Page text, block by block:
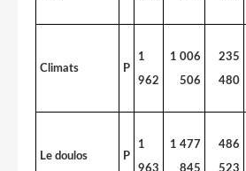
Climats P
1
962
1 006
506
235
480
Le doulos P
1
963
1 477
845
486
523